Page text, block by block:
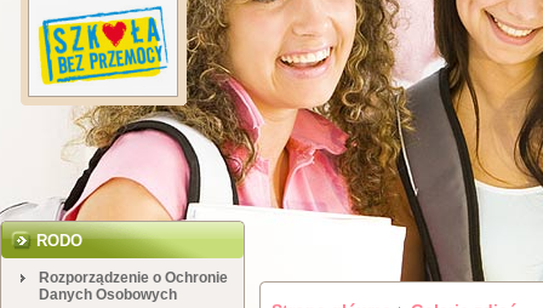
RODO
Rozporządzenie o Ochronie
Danych Osobowych